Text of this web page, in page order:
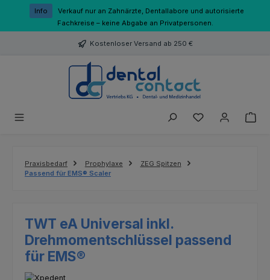
Zum Hauptinhalt springen
Info
Verkauf nur an Zahnärzte, Dentallabore und autorisierte
Fachkreise – keine Abgabe an Privatpersonen.
Kostenloser Versand ab 250 €
Du hast 0
Praxisbedarf Prophylaxe
ZEG Spitzen
Passend für EMS® Scaler
TWT eA Universal inkl.
Drehmomentschlüssel passend
für EMS®